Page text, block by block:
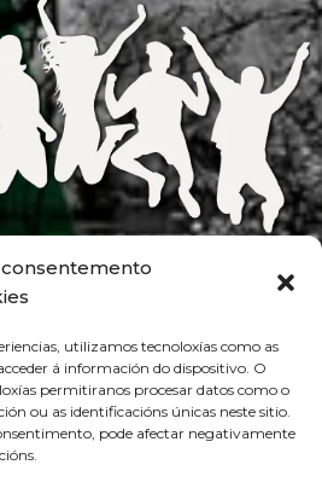
utilizamos tecnoloxías como as
á información do dispositivo. O
permitiranos procesar datos como o
ou as identificacións únicas neste sitio.
pode afectar negativamente